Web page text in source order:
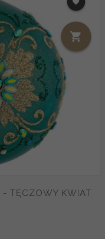
TĘCZOWY KWIAT